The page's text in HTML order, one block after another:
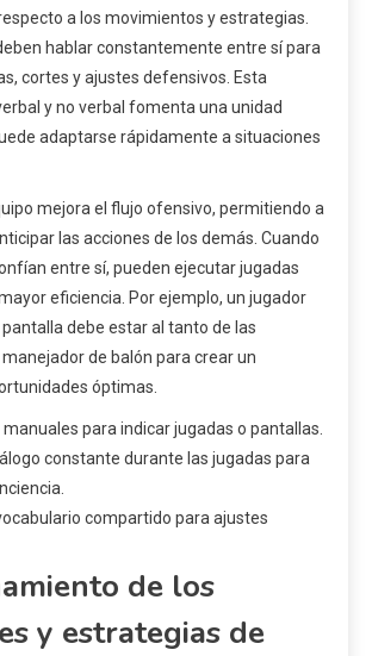
a los movimientos y estrategias.
hablar constantemente entre sí para
cortes y ajustes defensivos. Esta
y no verbal fomenta una unidad
adaptarse rápidamente a situaciones
mejora el flujo ofensivo, permitiendo a
las acciones de los demás. Cuando
entre sí, pueden ejecutar jugadas
eficiencia. Por ejemplo, un jugador
debe estar al tanto de las
de balón para crear un
óptimas.
para indicar jugadas o pantallas.
constante durante las jugadas para
compartido para ajustes
de los
y estrategias de